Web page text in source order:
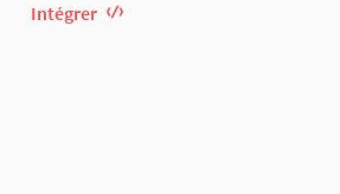
Intégrer